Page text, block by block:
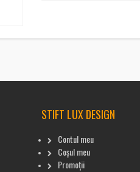
STIFT LUX DESIGN
Contul meu
Coșul meu
Promoții